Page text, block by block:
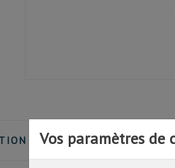
Vos paramètres de
Agate